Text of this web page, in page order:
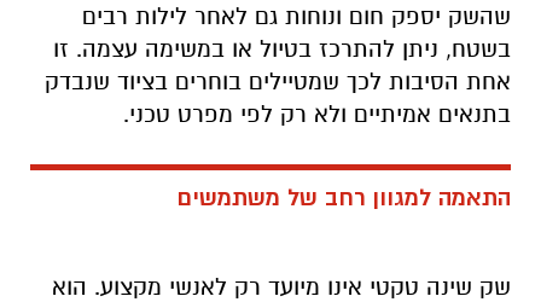
שהשק יספק חום ונוחות גם לאחר לילות רבים
בשטח, ניתן להתרכז בטיול או במשימה עצמה. זו
אחת הסיבות לכך שמטיילים בוחרים בציוד שנבדק
בתנאים אמיתיים ולא רק לפי מפרט טכני.
התאמה למגוון רחב של משתמשים
שק שינה טקטי אינו מיועד רק לאנשי מקצוע. הוא